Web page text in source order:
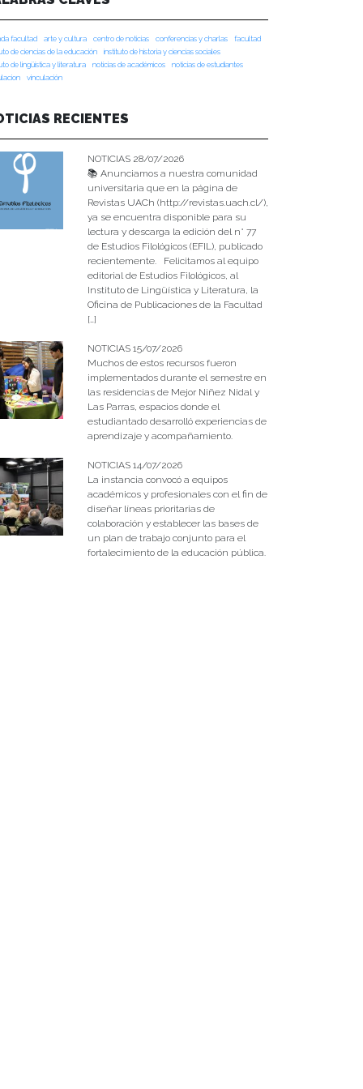
facultad arte y cultura centro de noticias conferencias y charlas
facultad
de ciencias de la educación
instituto de historia y ciencias sociales
de lingüística y literatura
noticias de académicos
noticias de estudiantes
vinculación
RECIENTES
NOTICIAS 28/07/2026
📚 Anunciamos a nuestra comunidad
universitaria que en la página de
Revistas UACh (http://revistas.uach.cl/),
ya se encuentra disponible para su
lectura y descarga la edición del n° 77
de Estudios Filológicos (EFIL), publicado
recientemente. Felicitamos al equipo
editorial de Estudios Filológicos, al
Instituto de Lingüística y Literatura, la
Oficina de Publicaciones de la Facultad
[…]
NOTICIAS 15/07/2026
Muchos de estos recursos fueron
implementados durante el semestre en
las residencias de Mejor Niñez Nidal y
Las Parras, espacios donde el
estudiantado desarrolló experiencias de
aprendizaje y acompañamiento.
NOTICIAS 14/07/2026
La instancia convocó a equipos
académicos y profesionales con el fin de
diseñar líneas prioritarias de
colaboración y establecer las bases de
un plan de trabajo conjunto para el
fortalecimiento de la educación pública.